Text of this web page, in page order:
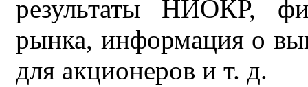
результаты НИОКР,
рынка, информация о
для акционеров и т. д.